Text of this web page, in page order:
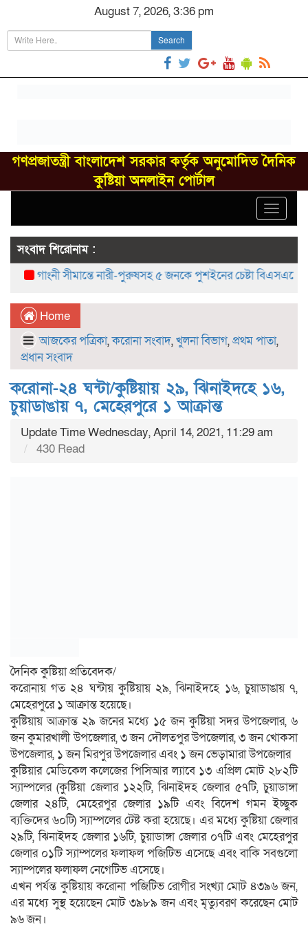
August 7, 2026, 3:36 pm
Search
গণপ্রজাতন্ত্রী বাংলাদেশ সরকার কর্তৃক অনুমোদিত দৈনিক
কুষ্টিয়া অনলাইন পোর্টাল
Toggle
সংবাদ শিরোনাম :
গাংনী সীমান্তে নারী-পুরুষসহ ৫ জনকে পুশইনের চেষ্টা বিএসএফের,
Home
আজকের পত্রিকা,করোনা সংবাদ,খুলনা বিভাগ,প্রথম পাতা,
প্রধান সংবাদ
করোনা-২৪ ঘন্টা/কুষ্টিয়ায় ২৯, ঝিনাইদহে ১৬,
চুয়াডাঙায় ৭, মেহেরপুরে ১ আক্রান্ত
Update Time Wednesday, April 14, 2021, 11:29 am
430 Read
দৈনিক কুষ্টিয়া প্রতিবেদক/
করোনায় গত ২৪ ঘন্টায় কুষ্টিয়ায় ২৯, ঝিনাইদহে ১৬, চুয়াডাঙায় ৭,
মেহেরপুরে ১ আক্রান্ত হয়েছে।
কুষ্টিয়ায় আক্রান্ত ২৯ জনের মধ্যে ১৫ জন কুষ্টিয়া সদর উপজেলার, ৬
জন কুমারখালী উপজেলার, ৩ জন দৌলতপুর উপজেলার, ৩ জন খোকসা
উপজেলার, ১ জন মিরপুর উপজেলার এবং ১ জন ভেড়ামারা উপজেলার
কুষ্টিয়ার মেডিকেল কলেজের পিসিআর ল্যাবে ১৩ এপ্রিল মোট ২৮২টি
স্যাম্পলের (কুষ্টিয়া জেলার ১২২টি, ঝিনাইদহ জেলার ৫৭টি, চুয়াডাঙ্গা
জেলার ২৪টি, মেহেরপুর জেলার ১৯টি এবং বিদেশ গমন ইচ্ছুক
ব্যক্তিদের ৬০টি) স্যাম্পলের টেষ্ট করা হয়েছে। এর মধ্যে কুষ্টিয়া জেলার
২৯টি, ঝিনাইদহ জেলার ১৬টি, চুয়াডাঙ্গা জেলার ০৭টি এবং মেহেরপুর
জেলার ০১টি স্যাম্পলের ফলাফল পজিটিভ এসেছে এবং বাকি সবগুলো
স্যাম্পলের ফলাফল নেগেটিভ এসেছে।
এখন পর্যন্ত কুষ্টিয়ায় করোনা পজিটিভ রোগীর সংখ্যা মোট ৪৩৯৬ জন,
এর মধ্যে সুস্থ হয়েছেন মোট ৩৯৮৯ জন এবং মৃত্যুবরণ করেছেন মোট
৯৬ জন।